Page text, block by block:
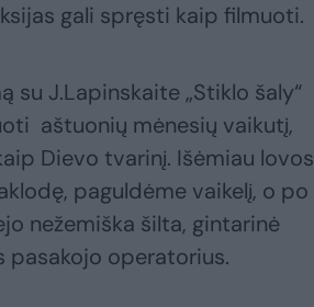
gali spręsti kaip filmuoti.
su J.Lapinskaite „Stiklo šaly“
aštuonių mėnesių vaikutį,
Dievo tvarinį. Išėmiau lovos
paguldėme vaikelį, o po
nežemiška šilta, gintarinė
pasakojo operatorius.